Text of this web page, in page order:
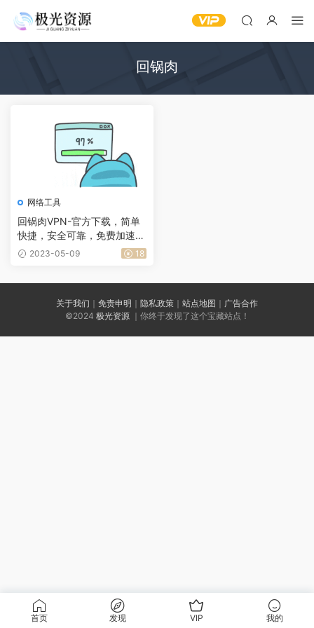
回锅肉
网络工具
回锅肉VPN-官方下载，简单
快捷，安全可靠，免费加速器
【亲测可用】
2023-05-09 18
关于我们 ｜ 免责申明 ｜ 隐私政策 ｜ 站点地图 ｜ 广告合作
©2024 极光资源｜你终于发现了这个宝藏站点！
首页 发现 VIP 我的